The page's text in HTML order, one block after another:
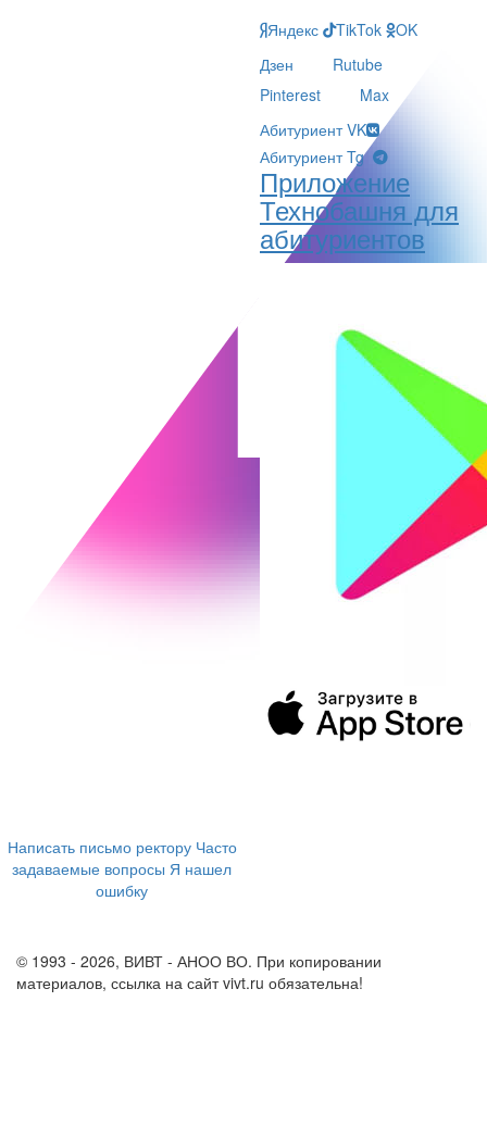
Написать письмо ректору Часто
задаваемые вопросы Я нашел
ошибку
Яндекс
TikTok
OK
Дзен
Rutube
Pinterest
Max
Абитуриент VK
Абитуриент Tg
Приложение
Технобашня для
абитуриентов
© 1993 - 2026, ВИВТ - АНОО ВО. При копировании
материалов, ссылка на сайт vivt.ru обязательна!